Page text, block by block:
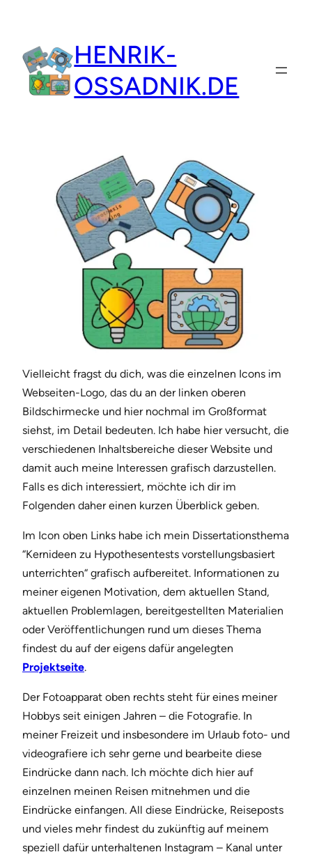
springen
HENRIK-
OSSADNIK.DE
Vielleicht fragst du dich, was die einzelnen Icons im
Webseiten-Logo, das du an der linken oberen
Bildschirmecke und hier nochmal im Großformat
siehst, im Detail bedeuten. Ich habe hier versucht, die
verschiedenen Inhaltsbereiche dieser Website und
damit auch meine Interessen grafisch darzustellen.
Falls es dich interessiert, möchte ich dir im
Folgenden daher einen kurzen Überblick geben.
Im Icon oben Links habe ich mein Dissertationsthema
“Kernideen zu Hypothesentests vorstellungsbasiert
unterrichten“ grafisch aufbereitet. Informationen zu
meiner eigenen Motivation, dem aktuellen Stand,
aktuellen Problemlagen, bereitgestellten Materialien
oder Veröffentlichungen rund um dieses Thema
findest du auf der eigens dafür angelegten
Projektseite.
Der Fotoapparat oben rechts steht für eines meiner
Hobbys seit einigen Jahren – die Fotografie. In
meiner Freizeit und insbesondere im Urlaub foto- und
videografiere ich sehr gerne und bearbeite diese
Eindrücke dann nach. Ich möchte dich hier auf
einzelnen meinen Reisen mitnehmen und die
Eindrücke einfangen. All diese Eindrücke, Reiseposts
und vieles mehr findest du zukünftig auf meinem
speziell dafür unterhaltenen Instagram – Kanal unter